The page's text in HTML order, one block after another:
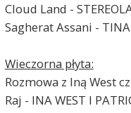
Cloud Land -
Sagherat Assani -
Wieczorna płyta:
Rozmowa z Iną West
Raj - INA WEST I